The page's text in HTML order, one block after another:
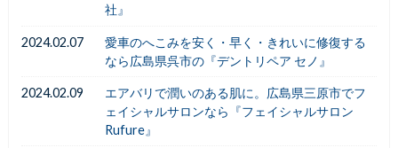
社』
2024.02.07
愛車のへこみを安く・早く・きれいに修復する
なら広島県呉市の『デントリペア セノ』
2024.02.09
エアバリで潤いのある肌に。広島県三原市でフ
ェイシャルサロンなら『フェイシャルサロン
Rufure』